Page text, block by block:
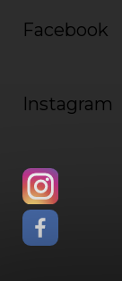
Facebook
Instagram